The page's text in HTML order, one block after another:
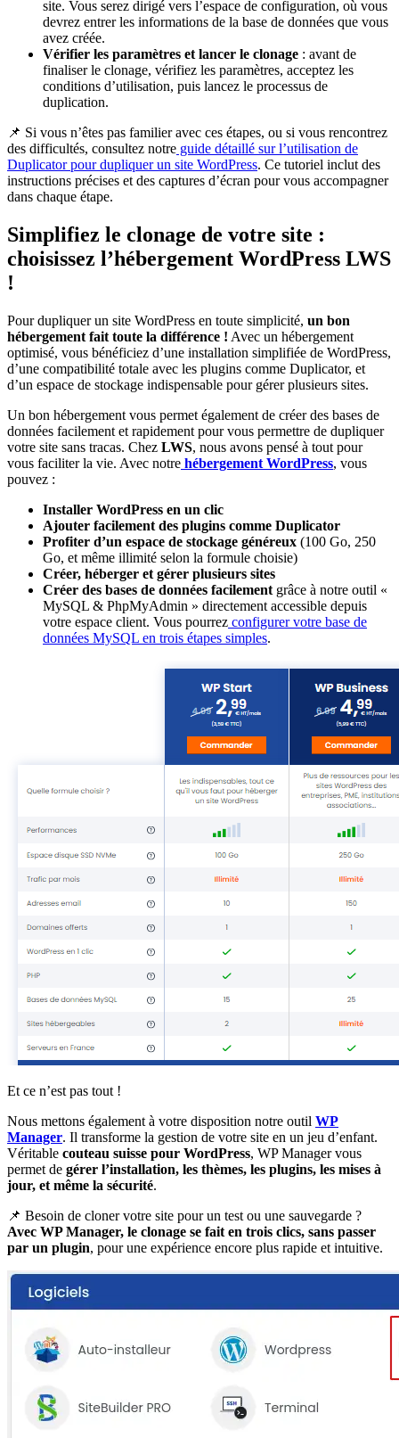
site. Vous serez dirigé vers l’espace de configuration, où vous
devrez entrer les informations de la base de données que vous
avez créée.
Vérifier les paramètres et lancer le clonage : avant de
finaliser le clonage, vérifiez les paramètres, acceptez les
conditions d’utilisation, puis lancez le processus de
duplication.
📌 Si vous n’êtes pas familier avec ces étapes, ou si vous rencontrez
des difficultés, consultez notre guide détaillé sur l’utilisation de
Duplicator pour dupliquer un site WordPress. Ce tutoriel inclut des
instructions précises et des captures d’écran pour vous accompagner
dans chaque étape.
Simplifiez le clonage de votre site :
choisissez l’hébergement WordPress LWS
!
Pour dupliquer un site WordPress en toute simplicité, un bon
hébergement fait toute la différence ! Avec un hébergement
optimisé, vous bénéficiez d’une installation simplifiée de WordPress,
d’une compatibilité totale avec les plugins comme Duplicator, et
d’un espace de stockage indispensable pour gérer plusieurs sites.
Un bon hébergement vous permet également de créer des bases de
données facilement et rapidement pour vous permettre de dupliquer
votre site sans tracas. Chez LWS, nous avons pensé à tout pour
vous faciliter la vie. Avec notre hébergement WordPress, vous
pouvez :
Installer WordPress en un clic
Ajouter facilement des plugins comme Duplicator
Profiter d’un espace de stockage généreux (100 Go, 250
Go, et même illimité selon la formule choisie)
Créer, héberger et gérer plusieurs sites
Créer des bases de données facilement grâce à notre outil «
MySQL & PhpMyAdmin » directement accessible depuis
votre espace client. Vous pourrez configurer votre base de
données MySQL en trois étapes simples.
Et ce n’est pas tout !
Nous mettons également à votre disposition notre outil WP
Manager. Il transforme la gestion de votre site en un jeu d’enfant.
Véritable couteau suisse pour WordPress, WP Manager vous
permet de gérer l’installation, les thèmes, les plugins, les mises à
jour, et même la sécurité.
📌 Besoin de cloner votre site pour un test ou une sauvegarde ?
Avec WP Manager, le clonage se fait en trois clics, sans passer
par un plugin, pour une expérience encore plus rapide et intuitive.